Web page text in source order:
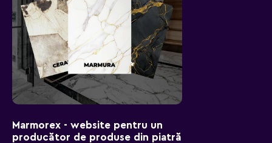
Marmorex - website pentru un
producător de produse din piatră